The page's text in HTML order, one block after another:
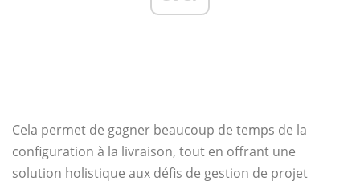
Cela permet de gagner beaucoup de temps de la
configuration à la livraison, tout en offrant une
solution holistique aux défis de gestion de projet